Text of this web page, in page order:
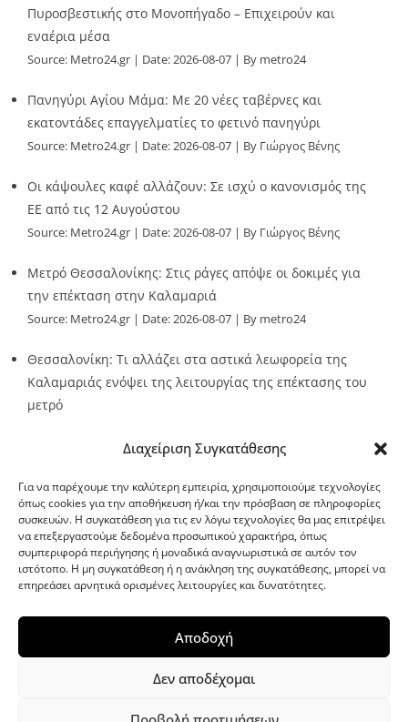
Διαχείριση Συγκατάθεσης
Για να παρέχουμε την καλύτερη εμπειρία, χρησιμοποιούμε τεχνολογίες
όπως cookies για την αποθήκευση ή/και την πρόσβαση σε πληροφορίες
συσκευών. Η συγκατάθεση για τις εν λόγω τεχνολογίες θα μας επιτρέψει
να επεξεργαστούμε δεδομένα προσωπικού χαρακτήρα, όπως
συμπεριφορά περιήγησης ή μοναδικά αναγνωριστικά σε αυτόν τον
ιστότοπο. Η μη συγκατάθεση ή η ανάκληση της συγκατάθεσης, μπορεί να
επηρεάσει αρνητικά ορισμένες λειτουργίες και δυνατότητες.
Αποδοχή
Δεν αποδέχομαι
Πυροσβεστικής στο Μονοπήγαδο – Επιχειρούν και
εναέρια μέσα
Source: Metro24.gr Date: 2026-08-07 By metro24
Πανηγύρι Αγίου Μάμα: Με 20 νέες ταβέρνες και
εκατοντάδες επαγγελματίες το φετινό πανηγύρι
Source: Metro24.gr Date: 2026-08-07 By Γιώργος Βένης
Οι κάψουλες καφέ αλλάζουν: Σε ισχύ ο κανονισμός της
ΕΕ από τις 12 Αυγούστου
Source: Metro24.gr Date: 2026-08-07 By Γιώργος Βένης
Μετρό Θεσσαλονίκης: Στις ράγες απόψε οι δοκιμές για
την επέκταση στην Καλαμαριά
Source: Metro24.gr Date: 2026-08-07 By metro24
Θεσσαλονίκη: Τι αλλάζει στα αστικά λεωφορεία της
Καλαμαριάς ενόψει της λειτουργίας της επέκτασης του
μετρό
G-point.gr